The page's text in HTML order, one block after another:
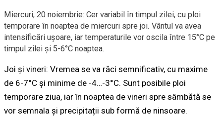
Miercuri, 20 noiembrie: Cer variabil în timpul zilei, cu ploi
temporare în noaptea de miercuri spre joi. Vântul va avea
intensificări ușoare, iar temperaturile vor oscila între 15°C pe
timpul zilei și 5-6°C noaptea.
Joi și vineri: Vremea se va răci semnificativ, cu maxime
de 6-7°C și minime de -4…-3°C. Sunt posibile ploi
temporare ziua, iar în noaptea de vineri spre sâmbătă se
vor semnala și precipitații sub formă de ninsoare.